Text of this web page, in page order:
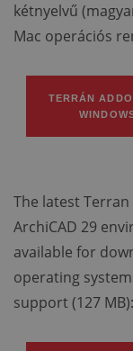
kétnyelvű
Mac operációs
TERRÁN
The latest
ArchiCAD 29
available for
operating
support (127 MB):